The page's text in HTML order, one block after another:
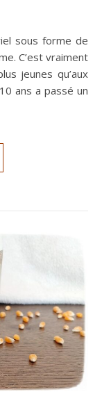
C’est vraiment
jeunes qu’aux
ans a passé un